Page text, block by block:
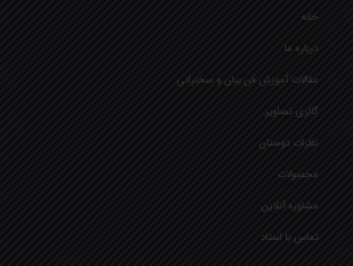
خانه
درباره ما
مقالات آموزش فن بیان و سخنرانی
گالری تصاویر
نظرات دوستان
محصولات
مشاوره آنلاین
تماس با استاد